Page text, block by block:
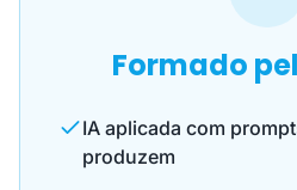
Formado
IA aplicada com
produzem